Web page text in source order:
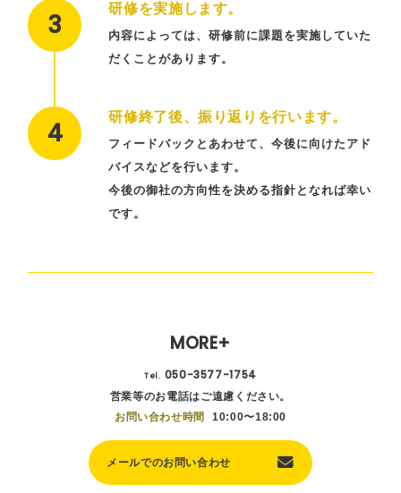
研修を実施します。
内容によっては、研修前に課題を実施していた
だくことがあります。
研修終了後、振り返りを行います。
フィードバックとあわせて、今後に向けたアド
バイスなどを行います。
今後の御社の方向性を決める指針となれば幸い
です。
MORE+
Tel. 050-3577-1754
営業等のお電話はご遠慮ください。
お問い合わせ時間
10:00〜18:00
メールでのお問い合わせ